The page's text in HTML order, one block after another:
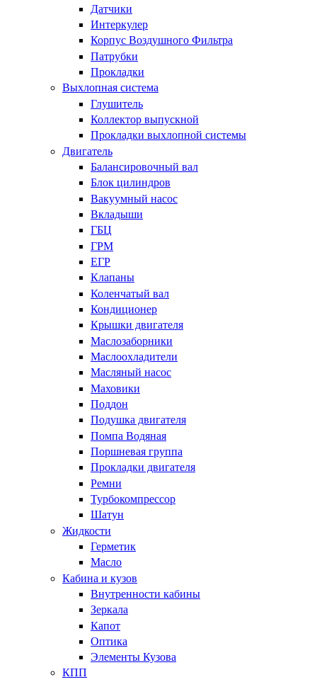
Датчики
Интеркулер
Корпус Воздушного Фильтра
Патрубки
Прокладки
Выхлопная система
Глушитель
Коллектор выпускной
Прокладки выхлопной системы
Двигатель
Балансировочный вал
Блок цилиндров
Вакуумный насос
Вкладыши
ГБЦ
ГРМ
ЕГР
Клапаны
Коленчатый вал
Кондиционер
Крышки двигателя
Маслозаборники
Маслоохладители
Масляный насос
Маховики
Поддон
Подушка двигателя
Помпа Водяная
Поршневая группа
Прокладки двигателя
Ремни
Турбокомпрессор
Шатун
Жидкости
Герметик
Масло
Кабина и кузов
Внутренности кабины
Зеркала
Капот
Оптика
Элементы Кузова
КПП